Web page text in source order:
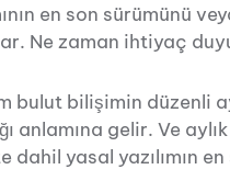
en son sürümünü
Ne zaman ihtiyaç
bulut bilişimin düzenli
anlamına gelir. Ve
dahil yasal yazılımın